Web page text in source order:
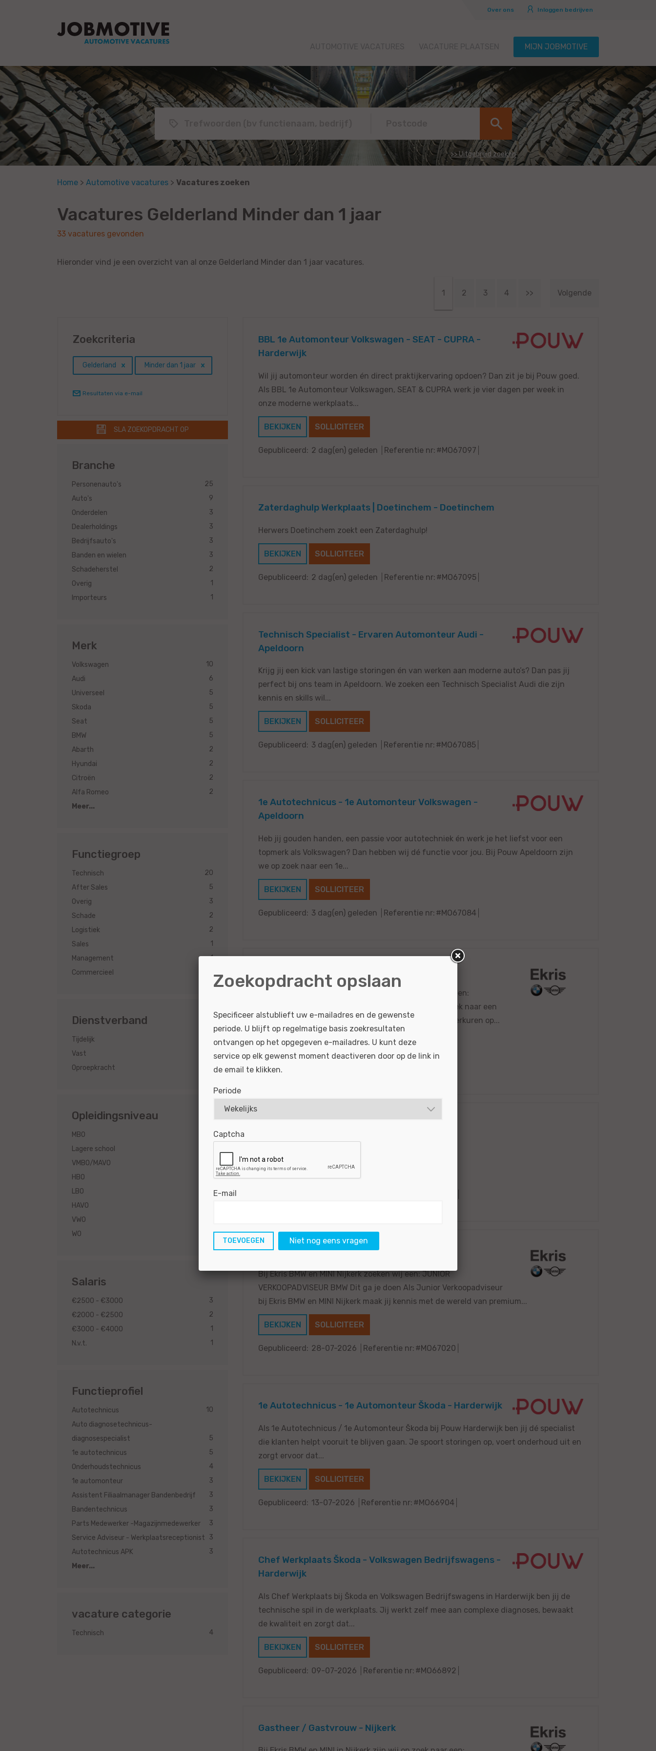
Over ons Inloggen bedrijven
MIJN JOBMOTIVE
>> Uitgebreid zoeken
Home > Automotive vacatures > Vacatures zoeken
Vacatures Gelderland Minder dan 1 jaar
33 vacatures gevonden
Hieronder vind je een overzicht van al onze Gelderland Minder dan 1 jaar vacatures.
1 2 3 4 >> Volgende
BBL 1e Automonteur Volkswagen - SEAT - CUPRA -
Harderwijk
Wil jij automonteur worden én direct praktijkervaring opdoen? Dan zit je bij Pouw goed.
Als BBL 1e Automonteur Volkswagen, SEAT & CUPRA werk je vier dagen per week in
onze moderne werkplaats...
BEKIJKEN SOLLICITEER
Gepubliceerd: 2 dag(en) geleden Referentie nr: #MO67097
Zaterdaghulp Werkplaats | Doetinchem - Doetinchem
Herwers Doetinchem zoekt een Zaterdaghulp!
BEKIJKEN SOLLICITEER
Gepubliceerd: 2 dag(en) geleden Referentie nr: #MO67095
Technisch Specialist - Ervaren Automonteur Audi -
Apeldoorn
Krijg jij een kick van lastige storingen én van werken aan moderne auto’s? Dan pas jij
perfect bij ons team in Apeldoorn. We zoeken een Technisch Specialist Audi die zijn
kennis en skills wil...
BEKIJKEN SOLLICITEER
Gepubliceerd: 3 dag(en) geleden Referentie nr: #MO67085
1e Autotechnicus - 1e Automonteur Volkswagen -
Apeldoorn
Heb jij gouden handen, een passie voor autotechniek én werk je het liefst voor een
topmerk als Volkswagen? Dan hebben wij dé functie voor jou. Bij Pouw Apeldoorn zijn
we op zoek naar een 1e...
BEKIJKEN SOLLICITEER
Gepubliceerd: 3 dag(en) geleden Referentie nr: #MO67084
Bij Ekris BMW en MINI in Arnhem zijn wij op zoek naar een:
Zaterdaghulp Autowasser Dit ga je doen Ben jij op zoek naar een
leuke zaterdag baan? Dan zijn wij op zoek naar jou! Werkuren op...
BEKIJKEN SOLLICITEER
Gepubliceerd:
BEKIJKEN SOLLICITEER
Junior Verkoopadviseur - Nijkerk
Bij Ekris BMW en MINI Nijkerk zoeken wij een: JUNIOR
VERKOOPADVISEUR BMW Dit ga je doen Als Junior Verkoopadviseur
bij Ekris BMW en MINI Nijkerk maak jij kennis met de wereld van premium...
BEKIJKEN SOLLICITEER
Gepubliceerd: 28-07-2026 Referentie nr: #MO67020
1e Autotechnicus - 1e Automonteur Škoda - Harderwijk
Als 1e Autotechnicus / 1e Automonteur Škoda bij Pouw Harderwijk ben jij dé specialist
die klanten helpt vooruit te blijven gaan. Je spoort storingen op, voert onderhoud uit en
zorgt ervoor dat...
BEKIJKEN SOLLICITEER
Gepubliceerd: 13-07-2026 Referentie nr: #MO66904
Chef Werkplaats Škoda - Volkswagen Bedrijfswagens -
Harderwijk
Als Chef Werkplaats bij Škoda en Volkswagen Bedrijfswagens in Harderwijk ben jij de
technische spil in de werkplaats. Jij werkt zelf mee aan complexe diagnoses, bewaakt
de kwaliteit en zorgt dat...
BEKIJKEN SOLLICITEER
Gepubliceerd: 09-07-2026 Referentie nr: #MO66892
Gastheer / Gastvrouw - Nijkerk
Zoekcriteria
Gelderland Minder dan 1 jaar
Resultaten via e-mail
SLA ZOEKOPDRACHT OP
Branche
Personenauto's
25
Auto's
9
Onderdelen
3
Dealerholdings
3
Bedrijfsauto's
3
Banden en wielen
3
Schadeherstel
2
Overig
1
Importeurs
1
Merk
Volkswagen
10
Audi
6
Universeel
5
Skoda
5
Seat
5
BMW
5
Abarth
2
Hyundai
2
Citroën
2
Alfa Romeo
2
Meer...
Functiegroep
Technisch
20
After Sales
5
Overig
3
Schade
2
Logistiek
2
Sales
1
Management
1
Commercieel
Dienstverband
Tijdelijk
Vast
Oproepkracht
Opleidingsniveau
MBO
Lagere school
VMBO/MAVO
HBO
LBO
HAVO
VWO
WO
Salaris
€2500 - €3000
3
€2000 - €2500
2
€3000 - €4000
1
N.v.t.
1
Functieprofiel
Autotechnicus
10
Auto diagnosetechnicus-
diagnosespecialist
5
1e autotechnicus
5
Onderhoudstechnicus
4
1e automonteur
3
Assistent Filiaalmanager Bandenbedrijf
3
Bandentechnicus
3
Parts Medewerker -Magazijnmedewerker
3
Service Adviseur - Werkplaatsreceptionist 3
Autotechnicus APK
3
Meer...
vacature categorie
Technisch 4
Zoekopdracht opslaan
Specificeer alstublieft uw e-mailadres en de gewenste
periode. U blijft op regelmatige basis zoekresultaten
ontvangen op het opgegeven e-mailadres. U kunt deze
service op elk gewenst moment deactiveren door op de link in
de email te klikken.
Periode
Captcha
E-mail
Niet nog eens vragen